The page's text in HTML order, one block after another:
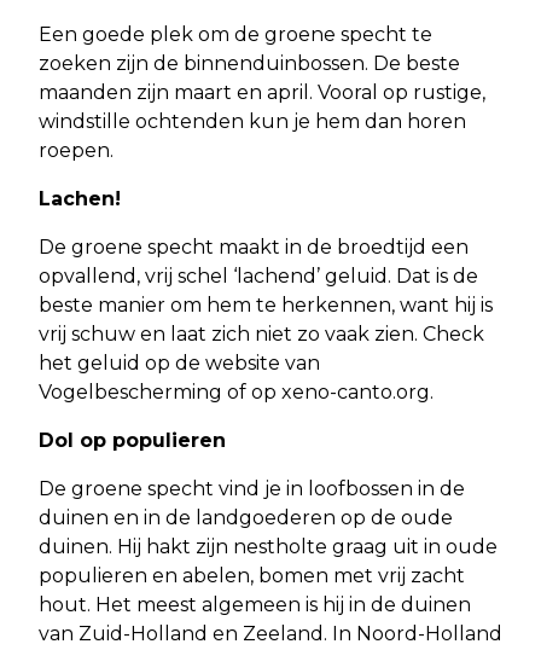
Een goede plek om de groene specht te
zoeken zijn de binnenduinbossen. De beste
maanden zijn maart en april. Vooral op rustige,
windstille ochtenden kun je hem dan horen
roepen.
Lachen!
De groene specht maakt in de broedtijd een
opvallend, vrij schel ‘lachend’ geluid. Dat is de
beste manier om hem te herkennen, want hij is
vrij schuw en laat zich niet zo vaak zien. Check
het geluid op de website van
Vogelbescherming of op xeno-canto.org.
Dol op populieren
De groene specht vind je in loofbossen in de
duinen en in de landgoederen op de oude
duinen. Hij hakt zijn nestholte graag uit in oude
populieren en abelen, bomen met vrij zacht
hout. Het meest algemeen is hij in de duinen
van Zuid-Holland en Zeeland. In Noord-Holland